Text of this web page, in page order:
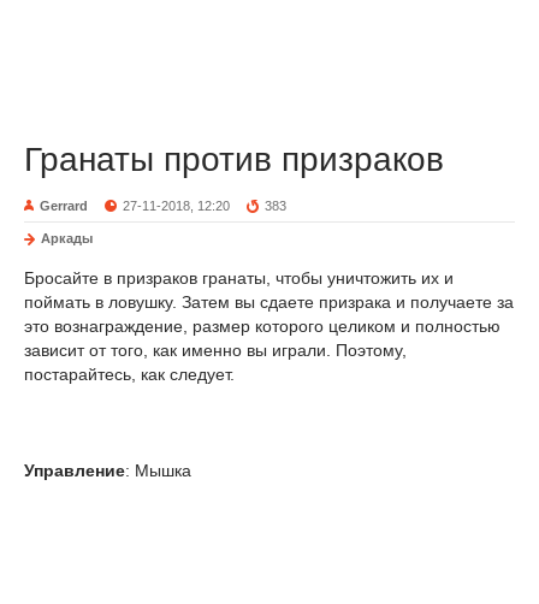
Гранаты против призраков
Gerrard 27-11-2018, 12:20 383
Аркады
Бросайте в призраков гранаты, чтобы уничтожить их и
поймать в ловушку. Затем вы сдаете призрака и получаете за
это вознаграждение, размер которого целиком и полностью
зависит от того, как именно вы играли. Поэтому,
постарайтесь, как следует.
Управление: Мышка